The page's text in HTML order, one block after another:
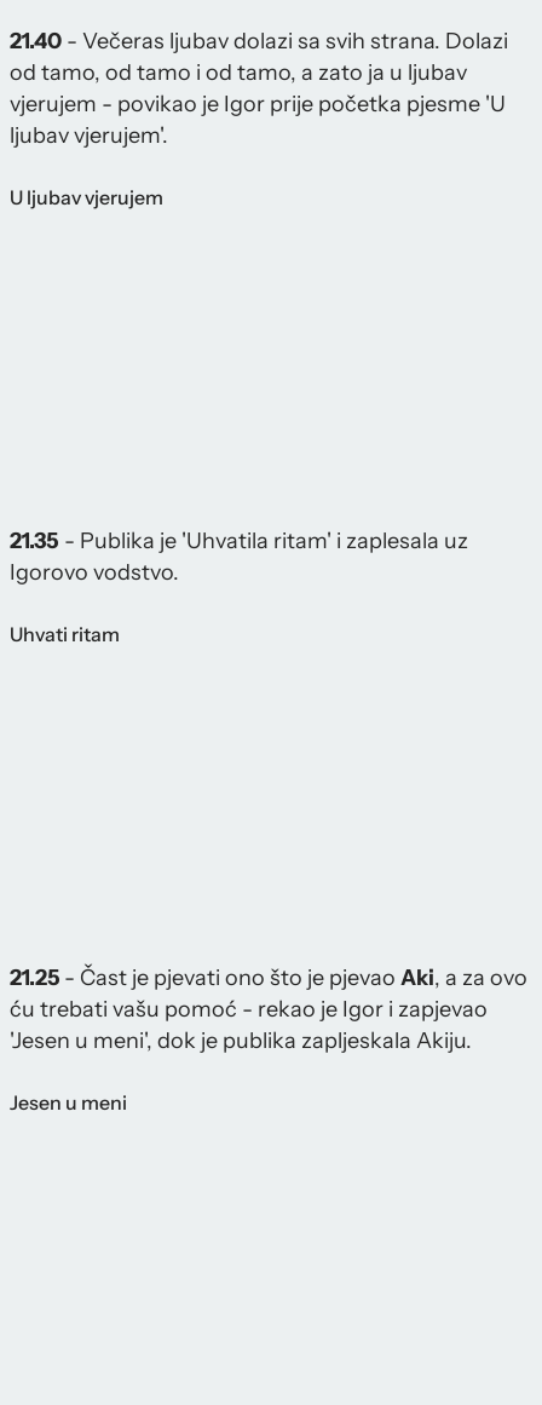
21.40 - Večeras ljubav dolazi sa svih strana. Dolazi
od tamo, od tamo i od tamo, a zato ja u ljubav
vjerujem - povikao je Igor prije početka pjesme 'U
ljubav vjerujem'.
U ljubav vjerujem
21.35 - Publika je 'Uhvatila ritam' i zaplesala uz
Igorovo vodstvo.
Uhvati ritam
21.25 - Čast je pjevati ono što je pjevao Aki, a za ovo
ću trebati vašu pomoć - rekao je Igor i zapjevao
'Jesen u meni', dok je publika zapljeskala Akiju.
Jesen u meni